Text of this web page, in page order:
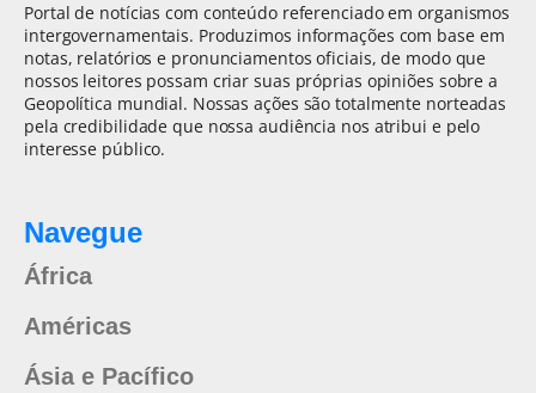
Portal de notícias com conteúdo referenciado em organismos
intergovernamentais. Produzimos informações com base em
notas, relatórios e pronunciamentos oficiais, de modo que
nossos leitores possam criar suas próprias opiniões sobre a
Geopolítica mundial. Nossas ações são totalmente norteadas
pela credibilidade que nossa audiência nos atribui e pelo
interesse público.
Navegue
África
Américas
Ásia e Pacífico